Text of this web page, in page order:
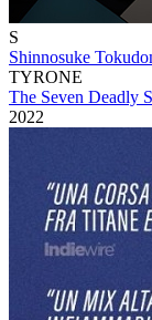
S
Shinnosuke
TYRONE
The Seven Deadly
2022